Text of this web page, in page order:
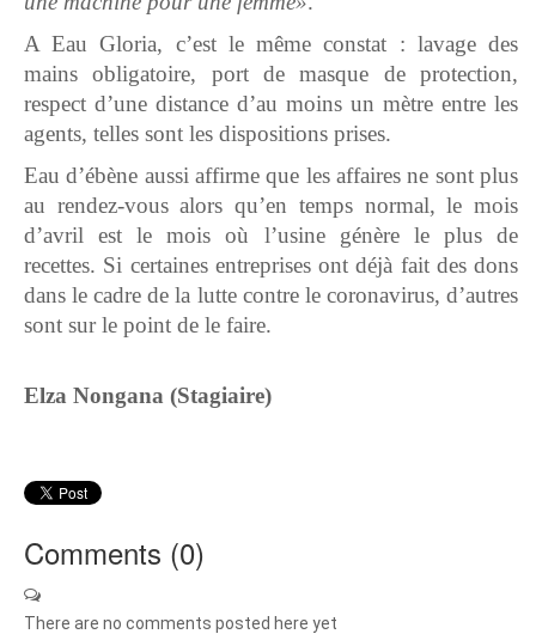
A Eau Gloria, c’est le même constat : lavage des
mains obligatoire, port de masque de protection,
respect d’une distance d’au moins un mètre entre les
agents, telles sont les dispositions prises.
Eau d’ébène aussi affirme que les affaires ne sont plus
au rendez-vous alors qu’en temps normal, le mois
d’avril est le mois où l’usine génère le plus de
recettes. Si certaines entreprises ont déjà fait des dons
dans le cadre de la lutte contre le coronavirus, d’autres
sont sur le point de le faire.
Elza Nongana (Stagiaire)
Comments (0)
There are no comments posted here yet